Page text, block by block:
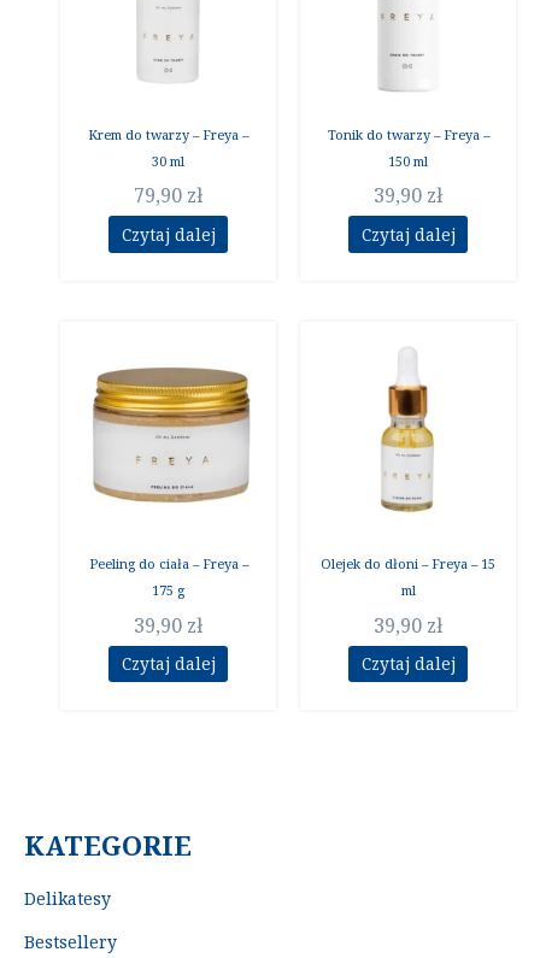
KATEGORIE
Delikatesy
Bestsellery
Krem do twarzy – Freya –
30 ml
79,90 zł
Czytaj dalej
Tonik do twarzy – Freya –
150 ml
39,90 zł
Czytaj dalej
Peeling do ciała – Freya –
175 g
39,90 zł
Czytaj dalej
Olejek do dłoni – Freya – 15
ml
39,90 zł
Czytaj dalej